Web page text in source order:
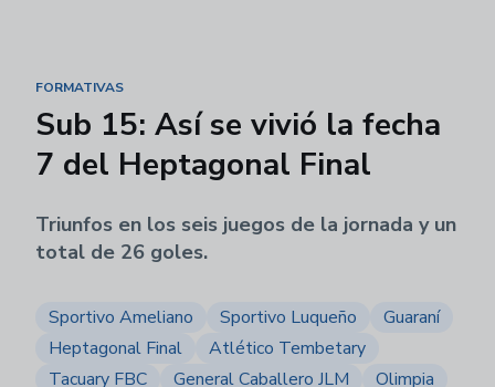
FORMATIVAS
Sub 15: Así se vivió la fecha
7 del Heptagonal Final
Triunfos en los seis juegos de la jornada y un
total de 26 goles.
Sportivo Ameliano Sportivo Luqueño
Guaraní
Heptagonal Final
Atlético Tembetary
Tacuary FBC
General Caballero JLM
Olimpia